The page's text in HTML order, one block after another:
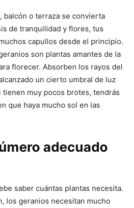
balcón o terraza se convierta
de tranquilidad y flores, tus
capullos desde el principio.
son plantas amantes de la
florecer. Absorben los rayos del
un cierto umbral de luz
tienen muy pocos brotes, tendrás
que haya mucho sol en las
adecuado
saber cuántas plantas necesita.
los geranios necesitan mucho